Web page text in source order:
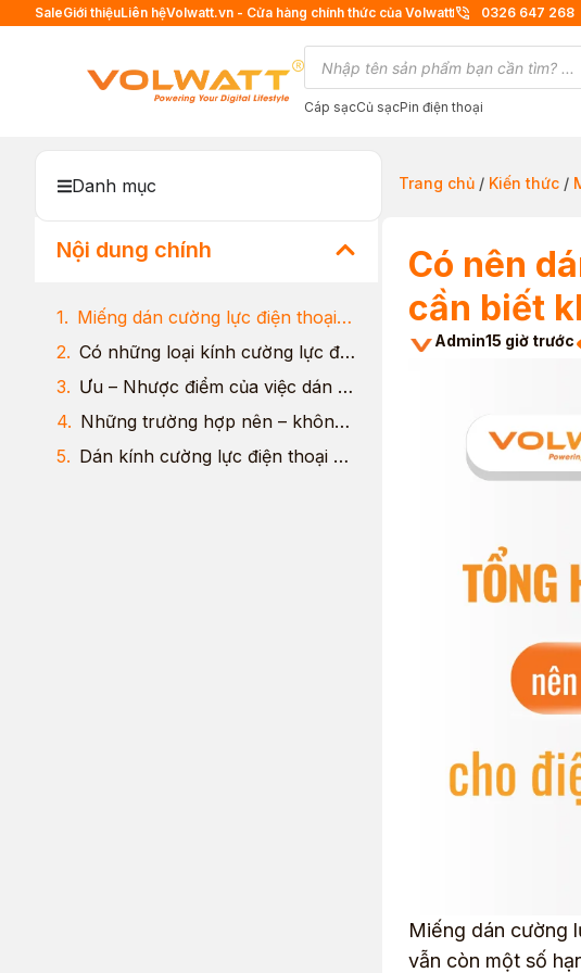
SaleGiới thiệuLiên hệVolwatt.vn - Cửa hàng chính thức của Volwatt 0326 647 268
Cáp sạcCủ sạcPin điện thoại
Danh mục Trang chủ / Kiến thức /
Nội dung chính
Miếng dán cường lực điện thoại là gì?
Có những loại kính cường lực điện thoại nào?
Ưu – Nhược điểm của việc dán cường lực cho màn hình điện thoại
Những trường hợp nên – không nên kính cường lực điện thoại
Dán kính cường lực điện thoại bao nhiêu tiền?
Có nên
cần biết
Admin15 giờ trước
Miếng dán cường
vẫn còn một số